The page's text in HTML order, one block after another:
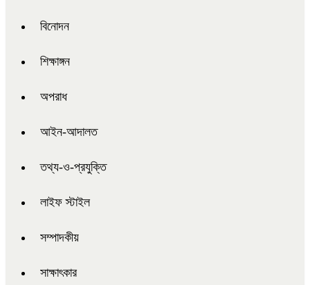
বিনোদন
শিক্ষাঙ্গন
অপরাধ
আইন-আদালত
তথ্য-ও-প্রযুক্তি
লাইফ স্টাইল
সম্পাদকীয়
সাক্ষাৎকার